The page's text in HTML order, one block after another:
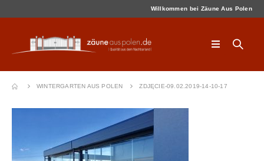
Willkommen bei Zäune Aus Polen
WINTERGARTEN AUS POLEN ZDJĘCIE-09.02.2019-14-10-17